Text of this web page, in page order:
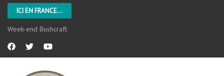
ICI EN FRANCE...
L’Aveyron